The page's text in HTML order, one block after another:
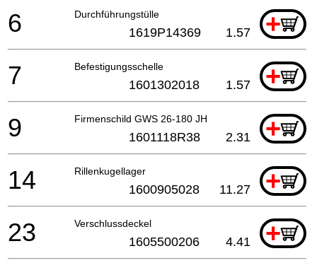
Durchführungstülle +
6 1619P14369 1.57
Befestigungsschelle +
7 1601302018 1.57
Firmenschild GWS 26-180 JH +
9 1601118R38 2.31
Rillenkugellager +
14 1600905028 11.27
Verschlussdeckel +
23 1605500206 4.41